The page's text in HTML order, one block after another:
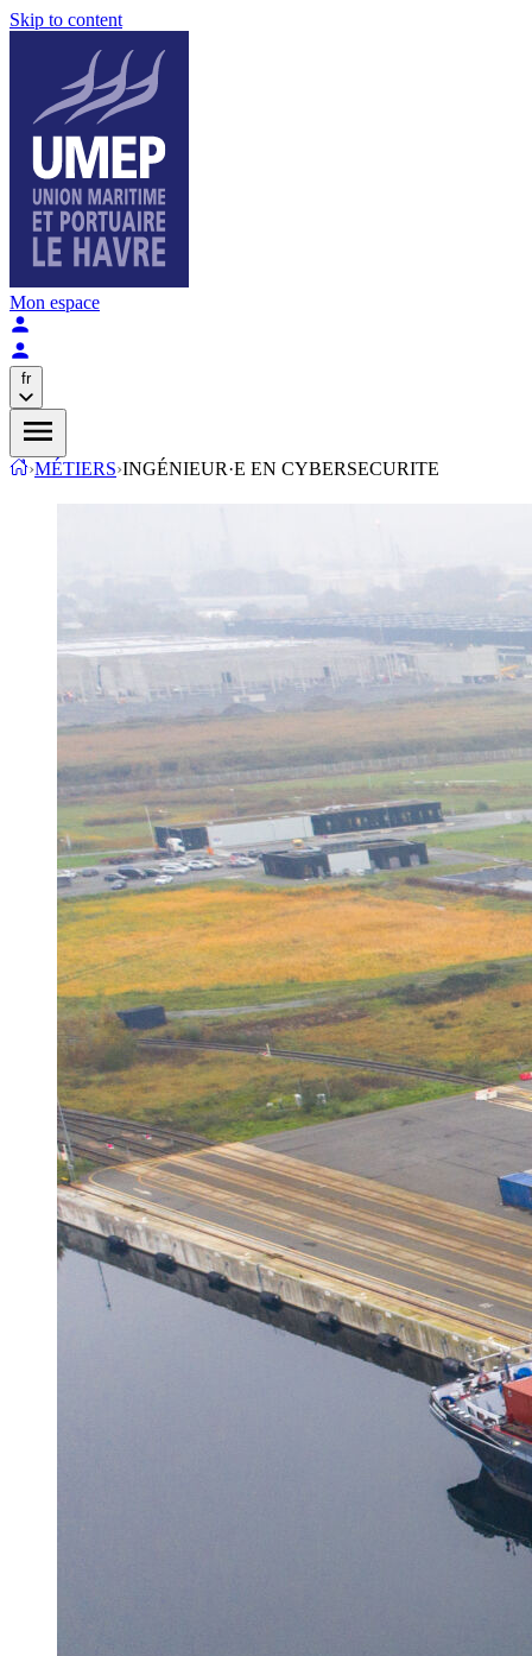
Skip to content
Mon espace
fr
›MÉTIERS›INGÉNIEUR·E EN CYBERSECURITE